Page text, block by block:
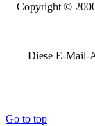
Copyright ©
Diese E-Mail-
Go to top